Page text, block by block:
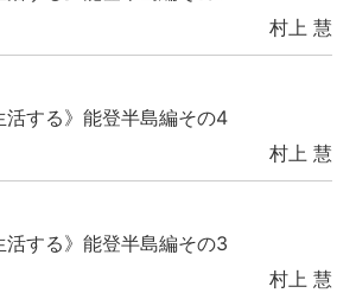
村上 慧
活する》能登半島編その4
村上 慧
する》能登半島編その3
村上 慧